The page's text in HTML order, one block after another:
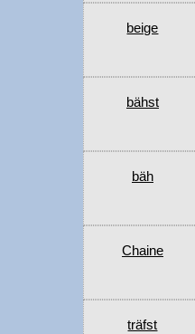
beige
bähst
bäh
Chaine
träfst